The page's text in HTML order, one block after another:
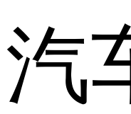
汽